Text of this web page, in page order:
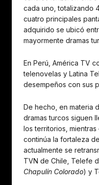
cada uno, totalizando
cuatro principales
adquirido se ubicó
mayormente dramas
En Perú, América TV
telenovelas y Latina
desempeños con sus
De hecho, en materia
dramas turcos siguen
los territorios,
continúa la fortaleza de
actualmente se
TVN de Chile, Telefe
Chapulín Colorado) y